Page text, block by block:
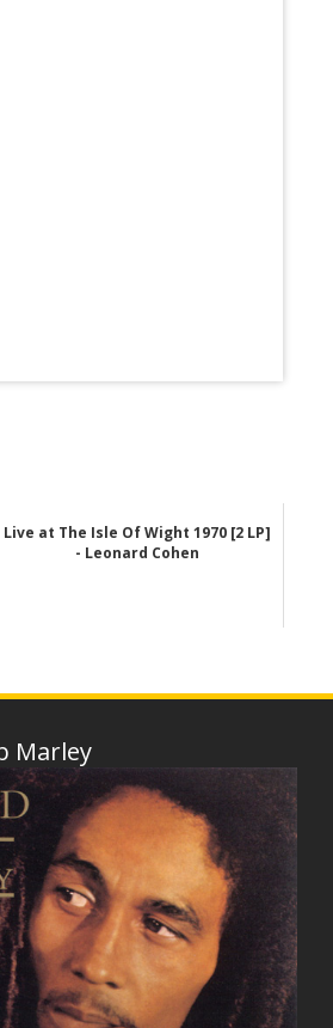
Live at The Isle Of Wight 1970 [2 LP]
- Leonard Cohen
Marley